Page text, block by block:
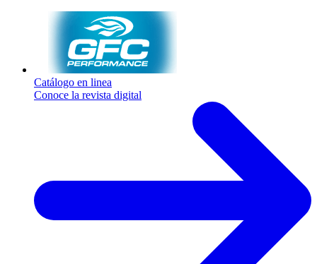
Catálogo en linea
Conoce la revista digital